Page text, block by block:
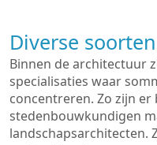
Diverse
Binnen de architectuur
specialisaties waar
concentreren. Zo zijn
stedenbouwkundigen
landschapsarchitecten.